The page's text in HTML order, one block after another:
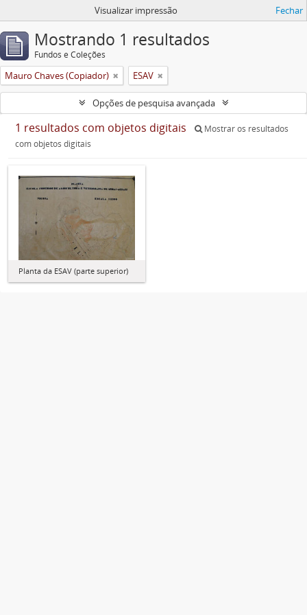
Visualizar impressão Fechar
Mostrando 1 resultados
Fundos e Coleções
Mauro Chaves (Copiador) ESAV
Opções de pesquisa avançada
1 resultados com objetos digitais
Mostrar os resultados
com objetos digitais
Planta da ESAV (parte superior)